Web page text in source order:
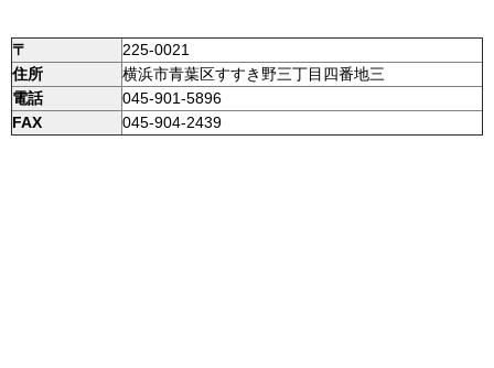
〒
225-0021
住所
横浜市青葉区すすき野三丁目四番地三
電話
045-901-5896
FAX
045-904-2439